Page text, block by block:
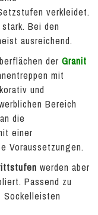
verkleidet.
Bei den
ausreichend.
der Granit
mit
und
Bereich
die
einer
Voraussetzungen.
werden aber
Passend zu
Sockelleisten